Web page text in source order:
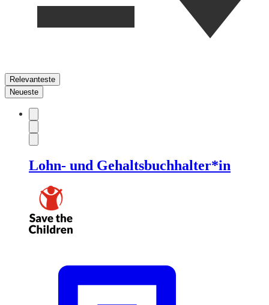
Relevanteste
Neueste
Lohn- und Gehaltsbuchhalter*in